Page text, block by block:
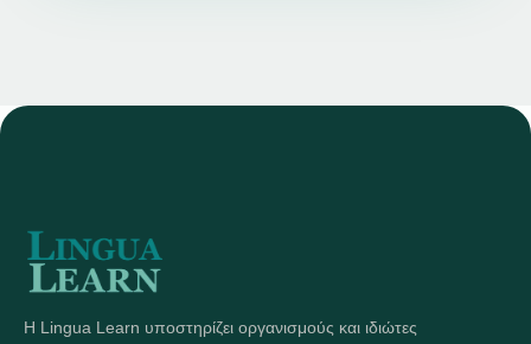
Η Lingua Learn υποστηρίζει οργανισμούς και ιδιώτες